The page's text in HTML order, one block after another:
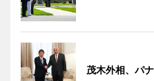
茂木外相、パ